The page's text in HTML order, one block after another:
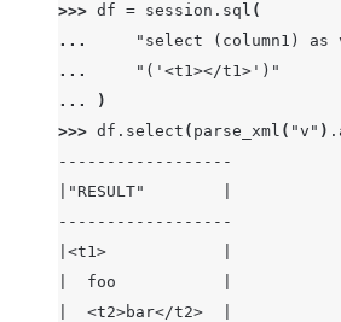
>>> df = session . sql (
...
"select (column1)
...
"('<t1></t1>')"
...
)
>>> df . select ( parse_xml ( "v" ) .
------------------
|"RESULT"        |
------------------
|<t1>            |
|  foo           |
|  <t2>bar</t2>  |